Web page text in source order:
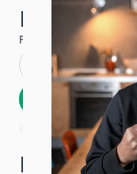
Hvad
Fornavn
Opbevares
1 ud af 9
Hvordan